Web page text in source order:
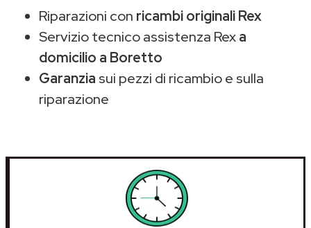
Riparazioni con ricambi originali Rex
Servizio tecnico assistenza Rexa
domicilio a Boretto
Garanzia sui pezzi di ricambio e sulla
riparazione